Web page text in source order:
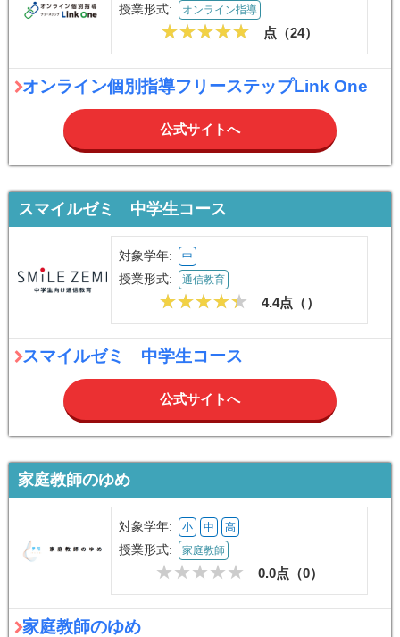
授業形式: オンライン指導
点（24）
オンライン個別指導フリーステップLink One
公式サイトへ
スマイルゼミ 中学生コース
対象学年: 中
授業形式: 通信教育
4.4点（）
スマイルゼミ 中学生コース
公式サイトへ
家庭教師のゆめ
対象学年: 小 中 高
授業形式: 家庭教師
0.0点（0）
家庭教師のゆめ